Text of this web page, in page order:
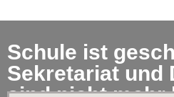
Schule ist
Sekretariat und